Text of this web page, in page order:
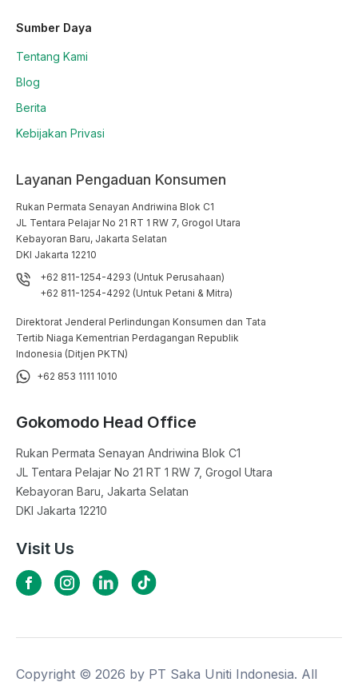
Sumber Daya
Tentang Kami
Blog
Berita
Kebijakan Privasi
Layanan Pengaduan Konsumen
Rukan Permata Senayan Andriwina Blok C1
JL Tentara Pelajar No 21 RT 1 RW 7, Grogol Utara
Kebayoran Baru, Jakarta Selatan
DKI Jakarta 12210
+62 811-1254-4293 (Untuk Perusahaan)
+62 811-1254-4292 (Untuk Petani & Mitra)
Direktorat Jenderal Perlindungan Konsumen dan Tata
Tertib Niaga Kementrian Perdagangan Republik
Indonesia (Ditjen PKTN)
+62 853 1111 1010
Gokomodo Head Office
Rukan Permata Senayan Andriwina Blok C1
JL Tentara Pelajar No 21 RT 1 RW 7, Grogol Utara
Kebayoran Baru, Jakarta Selatan
DKI Jakarta 12210
Visit Us
Copyright © 2026 by PT Saka Uniti Indonesia. All